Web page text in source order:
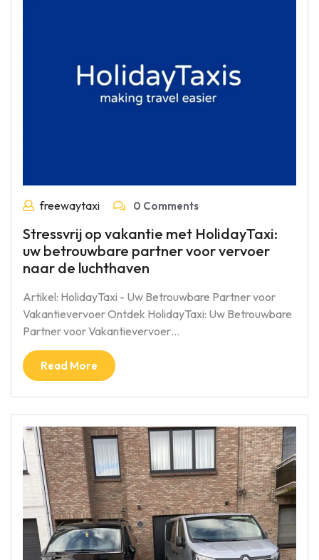
freewaytaxi 0 Comments
Stressvrij op vakantie met HolidayTaxi:
uw betrouwbare partner voor vervoer
naar de luchthaven
Artikel: HolidayTaxi - Uw Betrouwbare Partner voor
Vakantievervoer Ontdek HolidayTaxi: Uw Betrouwbare
Partner voor Vakantievervoer…
Read More